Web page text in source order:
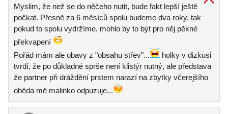
Myslim, že než se do něčeho nutit, bude fakt lepší ještě
počkat. Přesně za 6 měsíců spolu budeme dva roky, tak
pokud to spolu vydržíme, mohlo by to být pro něj pěkné
překvapení
Pořád mám ale obavy z "obsahu střev"...
holky v dizkusi
tvrdí, že po důkladné sprše není klistýr nutný, ale představa
že partner při dráždění prstem narazí na zbytky včerejšího
oběda mě malinko odpuzuje...